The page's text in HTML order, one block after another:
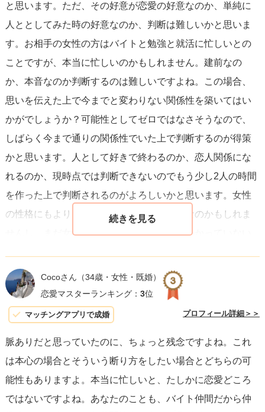
と思います。ただ、その好意が恋愛の好意なのか、単純に
人ととしてみた時の好意なのか、判断は難しいかと思いま
す。お相手の女性の方はバイトと勉強と就活に忙しいとの
ことですが、本当に忙しいのかもしれません。建前なの
か、本音なのか判断するのは難しいですよね。この場合、
思いを伝えた上で今までと変わりない関係性を築いてはい
かがでしょうか？可能性としてゼロではなさそうなので、
しばらく今まで通りの関係性でいた上で判断するのが得策
かと思います。人として好きで終わるのか、恋人関係にな
れるのか、現時点では判断できないのでもう少し2人の時間
を作った上で判断されるのがよろしいかと思います。女性
の性格にもよりますが、本当に忙しいだけなのかもしれま
せんし、まだ女性自身がご自分の気持ちがわかっていない
かがでしょうか？女性というのは最初はなんとも思ってい
ない方から告白されると少し意識して、そこから恋愛とし
て好きというふうに変わる可能性も十分にあります。なの
がいいのかと思います。
Cocoさん （34歳・女性・既婚）
恋愛マスターランキング： 3位
マッチングアプリで成婚 プロフィール詳細＞＞
脈ありだと思っていたのに、ちょっと残念ですよね。これ
は本心の場合とそういう断り方をしたい場合とどちらの可
能性もありますよ。本当に忙しいと、たしかに恋愛どころ
ではないですよね。あなたのことも、バイト仲間だから仲